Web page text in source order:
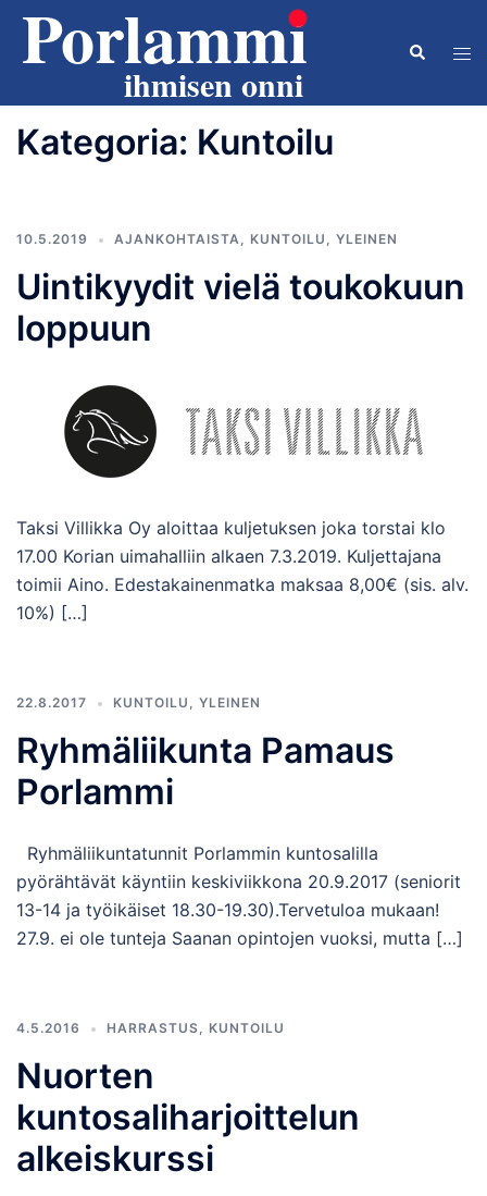
Skip
content
Search
Kategoria: Kuntoilu
10.5.2019 AJANKOHTAISTA, KUNTOILU , YLEINEN
Uintikyydit vielä toukokuun
loppuun
Taksi Villikka Oy aloittaa kuljetuksen joka torstai klo
17.00 Korian uimahalliin alkaen 7.3.2019. Kuljettajana
toimii Aino. Edestakainenmatka maksaa 8,00€ (sis. alv.
10%) […]
22.8.2017 KUNTOILU , YLEINEN
Ryhmäliikunta Pamaus
Porlammi
Ryhmäliikuntatunnit Porlammin kuntosalilla
pyörähtävät käyntiin keskiviikkona 20.9.2017 (seniorit
13-14 ja työikäiset 18.30-19.30).Tervetuloa mukaan!
27.9. ei ole tunteja Saanan opintojen vuoksi, mutta […]
4.5.2016 HARRASTUS, KUNTOILU
Nuorten
kuntosaliharjoittelun
alkeiskurssi